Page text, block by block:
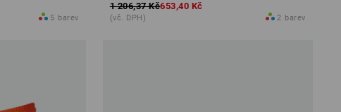
5 barev
1 206,37 Kč653,40 Kč
(vč. DPH) 2 barev